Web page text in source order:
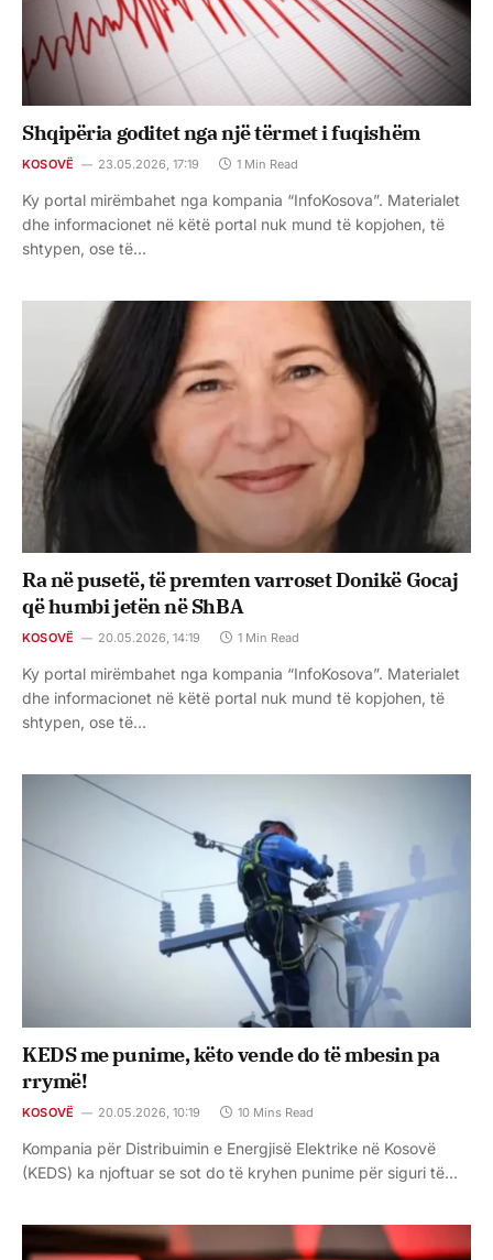
Shqipëria goditet nga një tërmet i fuqishëm
KOSOVË 23.05.2026, 17:19 1 Min Read
Ky portal mirëmbahet nga kompania “InfoKosova”. Materialet
dhe informacionet në këtë portal nuk mund të kopjohen, të
shtypen, ose të…
Ra në pusetë, të premten varroset Donikë Gocaj
që humbi jetën në ShBA
KOSOVË 20.05.2026, 14:19 1 Min Read
Ky portal mirëmbahet nga kompania “InfoKosova”. Materialet
dhe informacionet në këtë portal nuk mund të kopjohen, të
shtypen, ose të…
KEDS me punime, këto vende do të mbesin pa
rrymë!
KOSOVË 20.05.2026, 10:19 10 Mins Read
Kompania për Distribuimin e Energjisë Elektrike në Kosovë
(KEDS) ka njoftuar se sot do të kryhen punime për siguri të…